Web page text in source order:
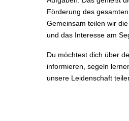
Förderung des gesamten
Gemeinsam teilen wir
und das Interesse am
Du möchtest dich über
informieren, segeln
unsere Leidenschaft